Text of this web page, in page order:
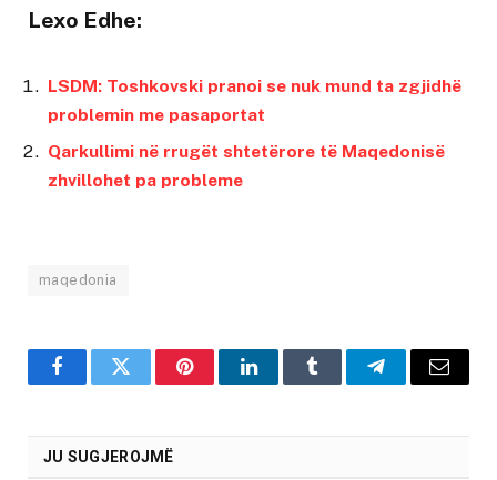
Lexo Edhe:
LSDM: Toshkovski pranoi se nuk mund ta zgjidhë
problemin me pasaportat
Qarkullimi në rrugët shtetërore të Maqedonisë
zhvillohet pa probleme
maqedonia
FacebookTwitter PinterestLinkedInTumblr TelegramEmail
JU SUGJEROJMË